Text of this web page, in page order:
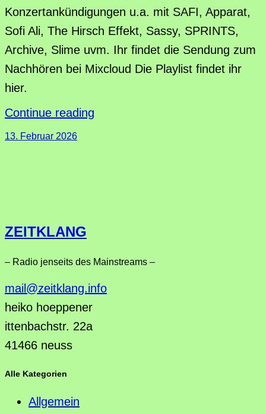
Konzertankündigungen u.a. mit SAFI, Apparat,
Sofi Ali, The Hirsch Effekt, Sassy, SPRINTS,
Archive, Slime uvm. Ihr findet die Sendung zum
Nachhören bei Mixcloud Die Playlist findet ihr
hier.
Continue reading
13. Februar 2026
ZEITKLANG
– Radio jenseits des Mainstreams –
mail@zeitklang.info
heiko hoeppener
ittenbachstr. 22a
41466 neuss
Alle Kategorien
Allgemein